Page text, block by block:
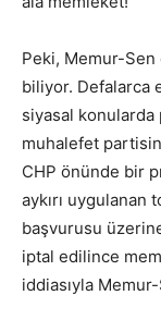
Peki, Memur-Sen
biliyor. Defalarca
siyasal konularda
muhalefet
CHP önünde bir
aykırı uygulanan
başvurusu
iptal edilince
iddiasıyla